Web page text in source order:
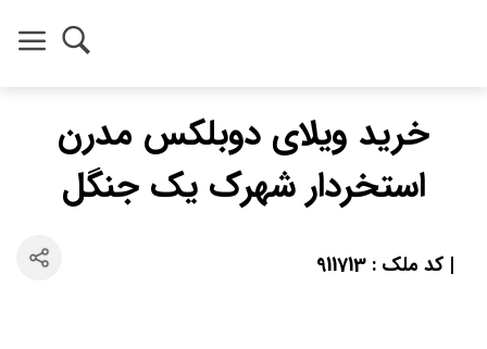
خرید ویلای دوبلکس مدرن
استخردار شهرک یک جنگل
| کد ملک : 911713